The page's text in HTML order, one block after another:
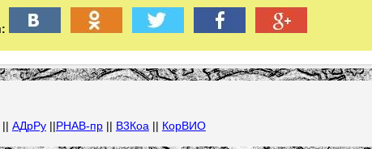
АДрРу||РНАВ-пр|| В3Коа || КорВИО